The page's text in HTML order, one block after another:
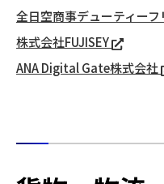
全日空商事デューティー
株式会社FUJISEY
ANA Digital Gate株式会社